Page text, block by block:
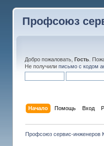
Профсоюз
Добро пожаловать, Гость.
Не получили письмо с кодом
Начало Помощь Вход
Профсоюз сервис-инженеров